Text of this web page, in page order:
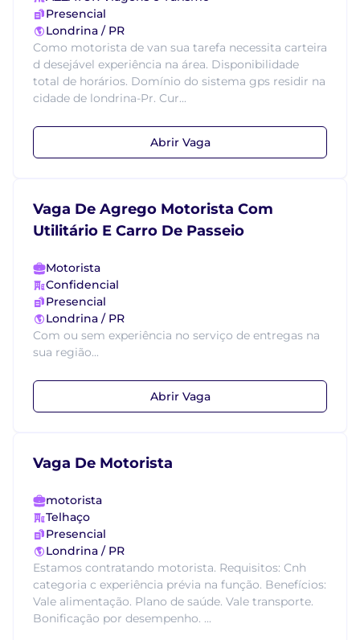
Presencial
Londrina / PR
Como motorista de van sua tarefa necessita carteira
d desejável experiência na área. Disponibilidade
total de horários. Domínio do sistema gps residir na
cidade de londrina-Pr. Cur...
Abrir Vaga
Vaga De Agrego Motorista Com
Utilitário E Carro De Passeio
Motorista
Confidencial
Presencial
Londrina / PR
Com ou sem experiência no serviço de entregas na
sua região...
Abrir Vaga
Vaga De Motorista
motorista
Telhaço
Presencial
Londrina / PR
Estamos contratando motorista. Requisitos: Cnh
categoria c experiência prévia na função. Benefícios:
Vale alimentação. Plano de saúde. Vale transporte.
Bonificação por desempenho. ...